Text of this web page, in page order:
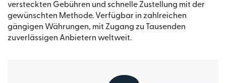
versteckten Gebühren und schnelle Zustellung mit der
gewünschten Methode. Verfügbar in zahlreichen
gängigen Währungen, mit Zugang zu Tausenden
zuverlässigen Anbietern weltweit.